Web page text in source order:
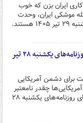
ایران بزن که خوب
موشکی ایران، وحدت
عکس/ صفحه نخست روزنامه‌های یکشنبه ۲۸ تیر
برای دشمن آمریکایی
چقدر نامعتبر
است، منشور وحدت و مقاومت و...از جمله تیترهای روزنامه‌های یکشنبه ۲۸